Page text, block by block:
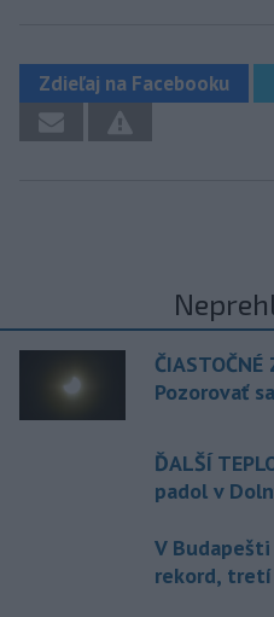
Zdieľaj na Facebooku
Pozorovať
ĎALŠÍ
padol v
V
rekord,